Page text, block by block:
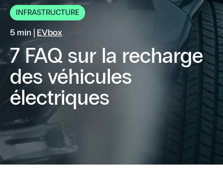
INFRASTRUCTURE
5 min | EVbox
7 FAQ sur la recharge
des véhicules
électriques